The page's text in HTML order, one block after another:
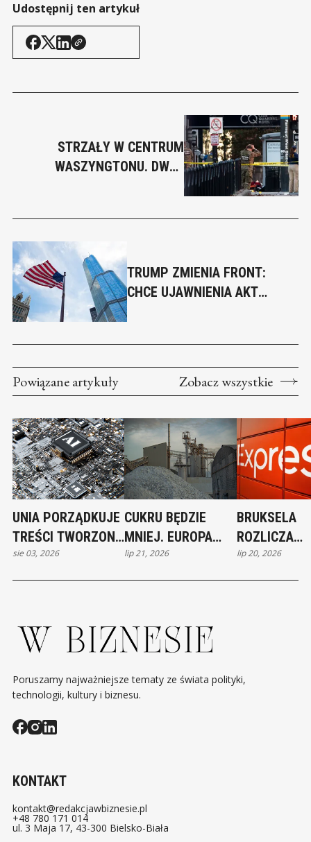
Udostępnij ten artykuł
TRUMP ZMIENIA FRONT:
CHCE UJAWNIENIA AKT
EPSTEINA
STRZAŁY W CENTRUM
WASZYNGTONU. DWAJ
ŻOŁNIERZE GWARDII
Powiązane artykuły Zobacz wszystkie
UNIA PORZĄDKUJE
TREŚCI TWORZONE
PRZEZ AI. NOWE
OBOWIĄZKI OD 2
sie 03, 2026
CUKRU BĘDZIE
MNIEJ. EUROPA
WCHODZI W
TRUDNY SEZON
lip 21, 2026
BRUKSELA
ROZLICZA
ALIEXPRESS.
lip 20, 2026
Poruszamy najważniejsze tematy ze świata polityki,
technologii, kultury i biznesu.
KONTAKT
kontakt@redakcjawbiznesie.pl
+48 780 171 014
ul. 3 Maja 17, 43-300 Bielsko-Biała